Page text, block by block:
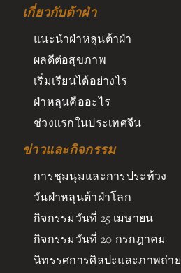
เกี่ยวกับต้าฝ่า
แนะนำฝ่าหลุนต้าฝ่า
ผลดีต่อสุขภาพ
เริ่มเรียนได้อย่างไร
ฝ่าหลุนคืออะไร
ช่วงแรกในประเทศจีน
ข่าวและกิจกรรม
การชุมนุมและการประท้วง
วันฝ่าหลุนต้าฝ่าโลก
กิจกรรมวันที่ 25 เมษายน
กิจกรรมวันที่ 20 กรกฎาคม
นิทรรศการศิลปะและภาพถ่าย